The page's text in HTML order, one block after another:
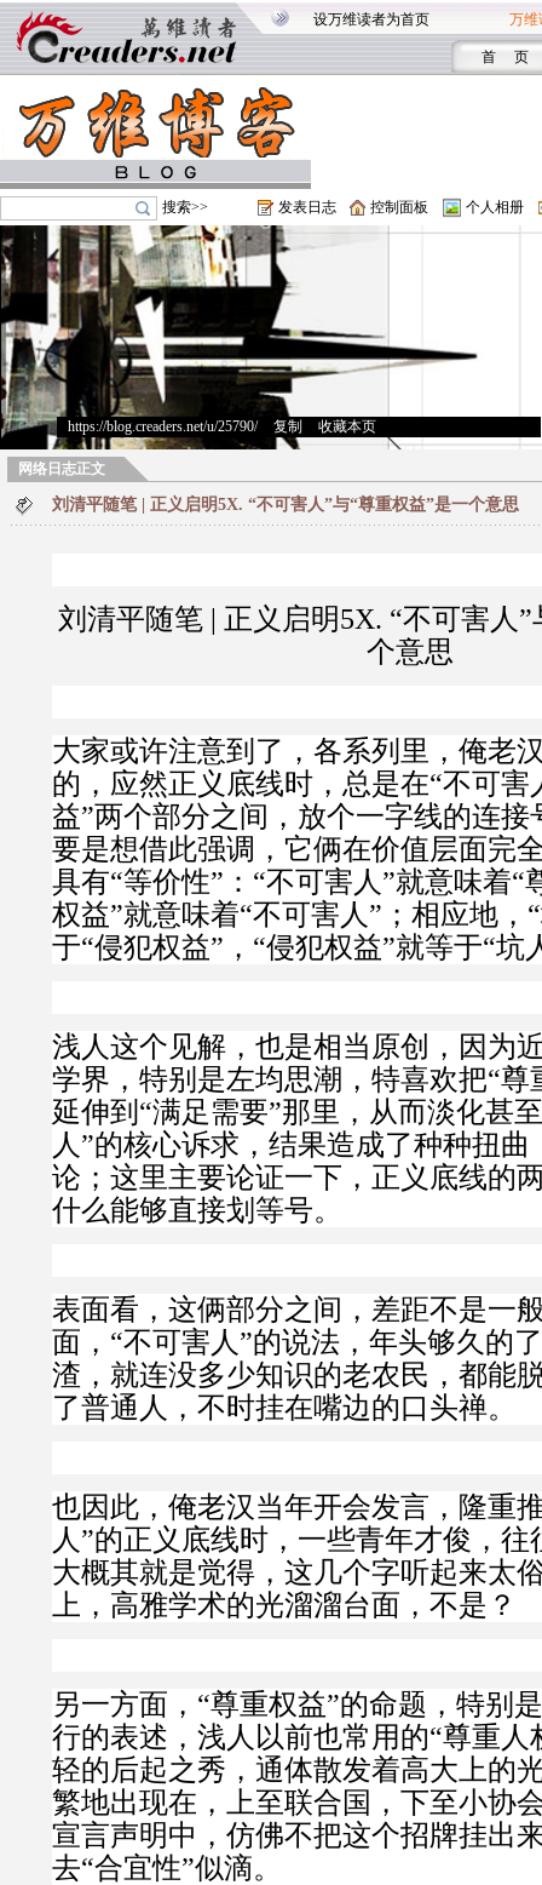
设万维读者为首页 万维
首 页
搜索>> 发表日志 控制面板 个人相册
https://blog.creaders.net/u/25790/> 复制 收藏本页
网络日志正文
刘清平随笔 | 正义启明5X. “不可害人”与“尊重权益”是一个意思
刘清平随笔| 正义启明5X. “不可害人”
个意思
大家或许注意到了，各系列里，俺老
的，应然正义底线时，总是在“不可害
益”两个部分之间，放个一字线的连接
要是想借此强调，它俩在价值层面完
具有“等价性”： “不可害人”就意味着“
权益”就意味着“不可害人”；相应地，
于“侵犯权益”，“侵犯权益”就等于“坑
浅人这个见解，也是相当原创，因为
学界，特别是左均思潮，特喜欢把“尊
延伸到“满足需要”那里，从而淡化甚
人”的核心诉求，结果造成了种种扭
论；这里主要论证一下，正义底线的
什么能够直接划等号。
表面看，这俩部分之间，差距不是一
面，“不可害人”的说法，年头够久的
渣，就连没多少知识的老农民，都能
了普通人，不时挂在嘴边的口头禅。
也因此，俺老汉当年开会发言，隆重
人”的正义底线时，一些青年才俊，
大概其就是觉得，这几个字听起来太
上，高雅学术的光溜溜台面，不是？
另一方面，“尊重权益”的命题，特别
行的表述，浅人以前也常用的“尊重人
轻的后起之秀，通体散发着高大上的
繁地出现在，上至联合国，下至小协
宣言声明中，仿佛不把这个招牌挂出
去“合宜性”似滴。